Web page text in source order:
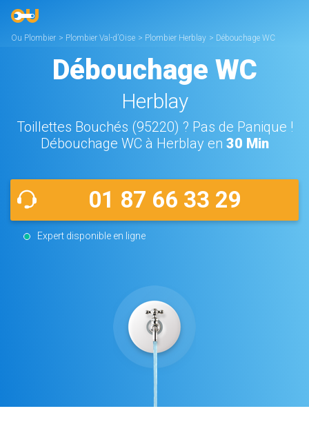
Ou Plombier > Plombier Val-d’Oise > Plombier Herblay > Débouchage WC
Débouchage WC
Herblay
Toillettes Bouchés (95220) ? Pas de Panique !
Débouchage WC à Herblay en 30 Min
01 87 66 33 29
Expert disponible en ligne